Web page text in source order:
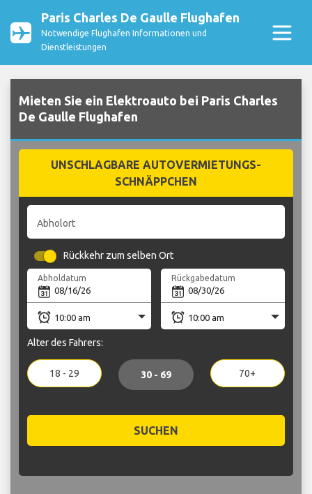
Paris Charles De Gaulle Flughafen
Notwendige Flughafen Informationen und
Dienstleistungen
Mieten Sie ein Elektroauto bei Paris Charles
De Gaulle Flughafen
UNSCHLAGBARE AUTOVERMIETUNGS-
SCHNÄPPCHEN
Abholort
Rückkehr zum selben Ort
Abholdatum Rückgabedatum
Alter des Fahrers:
18 - 29 30 - 69 70+
SUCHEN